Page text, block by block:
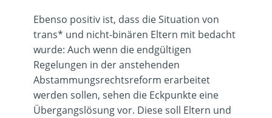
Ebenso positiv ist, dass die Situation von
trans* und nicht-binären Eltern mit bedacht
wurde: Auch wenn die endgültigen
Regelungen in der anstehenden
Abstammungsrechtsreform erarbeitet
werden sollen, sehen die Eckpunkte eine
Übergangslösung vor. Diese soll Eltern und